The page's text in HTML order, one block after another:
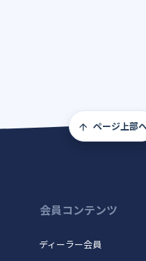
ページ上部
会員コンテンツ
ディーラー会員